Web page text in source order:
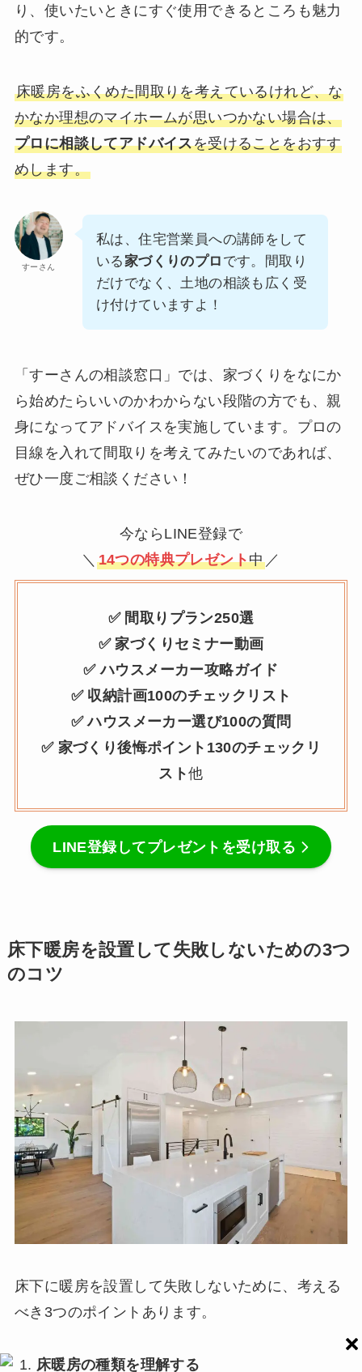
り、使いたいときにすぐ使用できるところも魅力
的です。
床暖房をふくめた間取りを考えているけれど、な
かなか理想のマイホームが思いつかない場合は、
プロに相談してアドバイスを受けることをおすす
めします。
すーさん
私は、住宅営業員への講師をして
いる家づくりのプロ です。間取り
だけでなく、土地の相談も広く受
け付けていますよ！
「すーさんの相談窓口」では、家づくりをなにか
ら始めたらいいのかわからない段階の方でも、親
身になってアドバイスを実施しています。プロの
目線を入れて間取りを考えてみたいのであれば、
ぜひ一度ご相談ください！
今ならLINE登録で
＼ 14つの特典プレゼント中 ／
✅ 間取りプラン250選
✅ 家づくりセミナー動画
✅ ハウスメーカー攻略ガイド
✅ 収納計画100のチェックリスト
✅ ハウスメーカー選び100の質問
✅ 家づくり後悔ポイント130のチェックリ
スト他
LINE登録してプレゼントを受け取る
床下暖房を設置して失敗しないための3つ
のコツ
床下に暖房を設置して失敗しないために、考える
べき3つのポイントあります。
床暖房の種類を理解する